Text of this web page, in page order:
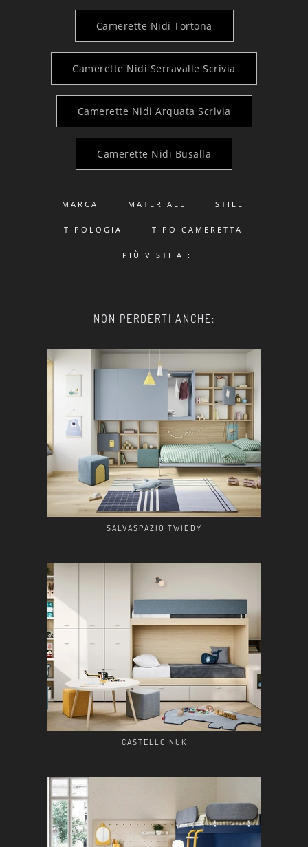
Camerette Nidi Tortona
Camerette Nidi Serravalle Scrivia
Camerette Nidi Arquata Scrivia
Camerette Nidi Busalla
MARCA MATERIALE STILE
TIPOLOGIA TIPO CAMERETTA
I PIÙ VISTI A :
NON PERDERTI ANCHE:
SALVASPAZIO TWIDDY
CASTELLO NUK